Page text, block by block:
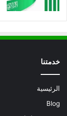
خدمتنا
الرئيسية
Blog